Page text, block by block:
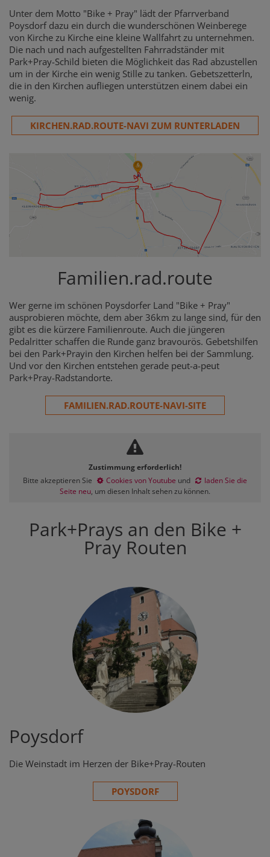
Unter dem Motto "Bike + Pray" lädt der Pfarrverband
Poysdorf dazu ein durch die wunderschönen Weinberege
von Kirche zu Kirche eine kleine Wallfahrt zu unternehmen.
Die nach und nach aufgestellten Fahrradständer mit
Park+Pray-Schild bieten die Möglichkeit das Rad abzustellen
um in der Kirche ein wenig Stille zu tanken. Gebetszetterln,
die in den Kirchen aufliegen unterstützen einem dabei ein
wenig.
KIRCHEN.RAD.ROUTE-NAVI ZUM RUNTERLADEN
Familien.rad.route
Wer gerne im schönen Poysdorfer Land "Bike + Pray"
ausprobieren möchte, dem aber 36km zu lange sind, für den
gibt es die kürzere Familienroute. Auch die jüngeren
Pedalritter schaffen die Runde ganz bravourös. Gebetshilfen
bei den Park+Prayin den Kirchen helfen bei der Sammlung.
Und vor den Kirchen entstehen gerade peut-a-peut
Park+Pray-Radstandorte.
FAMILIEN.RAD.ROUTE-NAVI-SITE
Zustimmung erforderlich!
Bitte akzeptieren Sie
Cookies von Youtube und
laden Sie die
Seite neu, um diesen Inhalt sehen zu können.
Park+Prays an den Bike +
Pray Routen
Poysdorf
Die Weinstadt im Herzen der Bike+Pray-Routen
POYSDORF